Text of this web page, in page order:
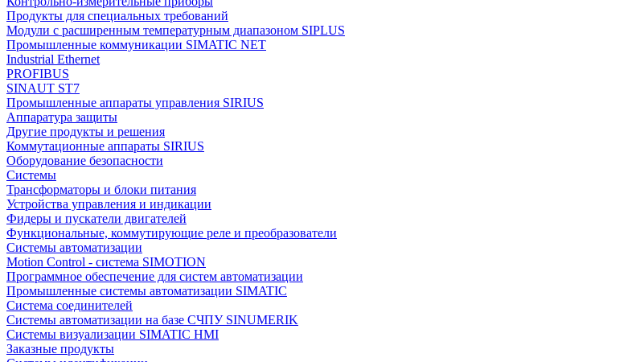
Продукты для специальных требований
Модули с расширенным температурным диапазоном SIPLUS
Промышленные коммуникации SIMATIC NET
Industrial Ethernet
PROFIBUS
SINAUT ST7
Промышленные аппараты управления SIRIUS
Аппаратура защиты
Другие продукты и решения
Коммутационные аппараты SIRIUS
Оборудование безопасности
Системы
Трансформаторы и блоки питания
Устройства управления и индикации
Фидеры и пускатели двигателей
Функциональные, коммутирующие реле и преобразователи
Системы автоматизации
Motion Control - система SIMOTION
Программное обеспечение для систем автоматизации
Промышленные системы автоматизации SIMATIC
Система соединителей
Системы автоматизации на базе СЧПУ SINUMERIK
Системы визуализации SIMATIC HMI
Заказные продукты